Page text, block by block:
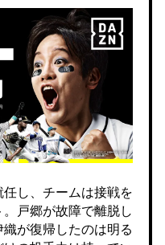
し、チームは接戦を
戸郷が故障で離脱し
が復帰したのは明る